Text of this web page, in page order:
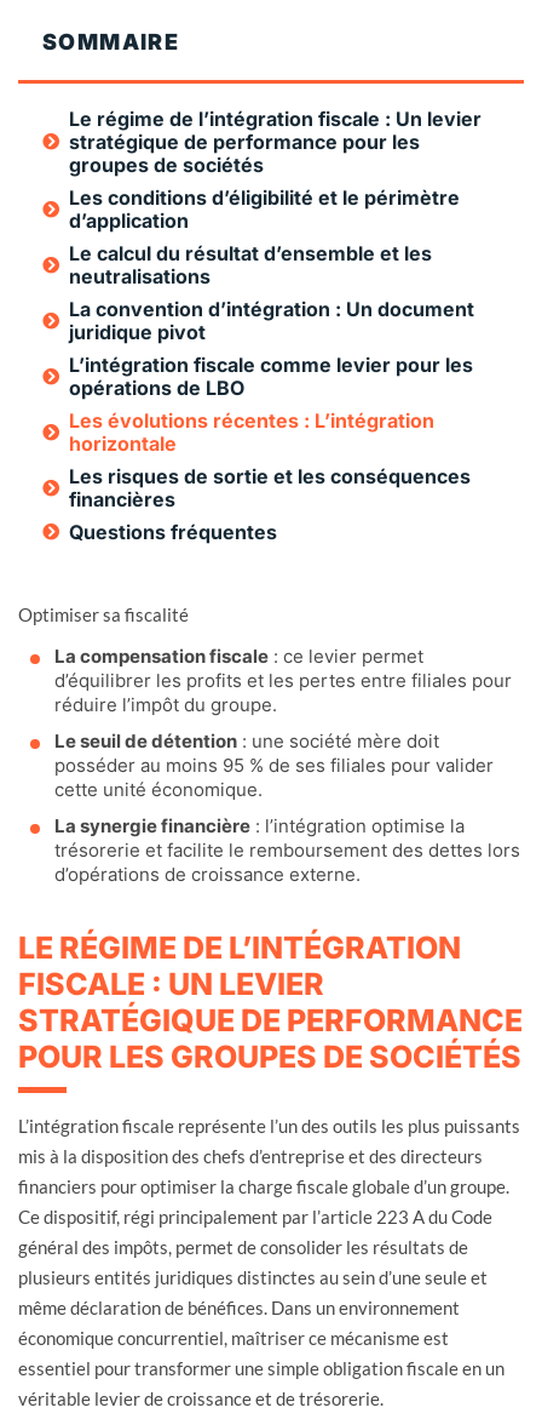
Optimiser sa fiscalité
La compensation fiscale : ce levier permet
d’équilibrer les profits et les pertes entre filiales pour
réduire l’impôt du groupe.
Le seuil de détention : une société mère doit
posséder au moins 95 % de ses filiales pour valider
cette unité économique.
La synergie financière : l’intégration optimise la
trésorerie et facilite le remboursement des dettes lors
d’opérations de croissance externe.
LE RÉGIME DE L’INTÉGRATION
FISCALE : UN LEVIER
STRATÉGIQUE DE PERFORMANCE
POUR LES GROUPES DE SOCIÉTÉS
L’intégration fiscale représente l’un des outils les plus puissants
mis à la disposition des chefs d’entreprise et des directeurs
financiers pour optimiser la charge fiscale globale d’un groupe.
Ce dispositif, régi principalement par l’article 223 A du Code
général des impôts, permet de consolider les résultats de
plusieurs entités juridiques distinctes au sein d’une seule et
même déclaration de bénéfices. Dans un environnement
économique concurrentiel, maîtriser ce mécanisme est
essentiel pour transformer une simple obligation fiscale en un
véritable levier de croissance et de trésorerie.
SOMMAIRE
Le régime de l’intégration fiscale : Un levier
stratégique de performance pour les
groupes de sociétés
Les conditions d’éligibilité et le périmètre
d’application
Le calcul du résultat d’ensemble et les
neutralisations
La convention d’intégration : Un document
juridique pivot
L’intégration fiscale comme levier pour les
opérations de LBO
Les évolutions récentes : L’intégration
horizontale
Les risques de sortie et les conséquences
financières
Questions fréquentes